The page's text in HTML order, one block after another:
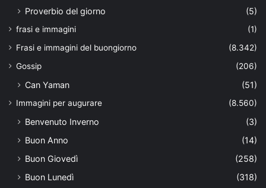
Proverbio del giorno
(5)
frasi e immagini
(1)
Frasi e immagini del buongiorno
(8.342)
Gossip
(206)
Can Yaman (51)
Immagini per augurare (8.560)
Benvenuto Inverno
(3)
Buon Anno
(14)
Buon Giovedì
(258)
Buon Lunedì
(318)